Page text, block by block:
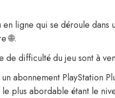
ligne qui se déroule dans
🌐.
de difficulté du jeu sont à
abonnement PlayStation
plus abordable étant le